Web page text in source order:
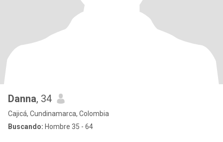
Danna, 34
Cajicá, Cundinamarca, Colombia
Buscando: Hombre 35 - 64